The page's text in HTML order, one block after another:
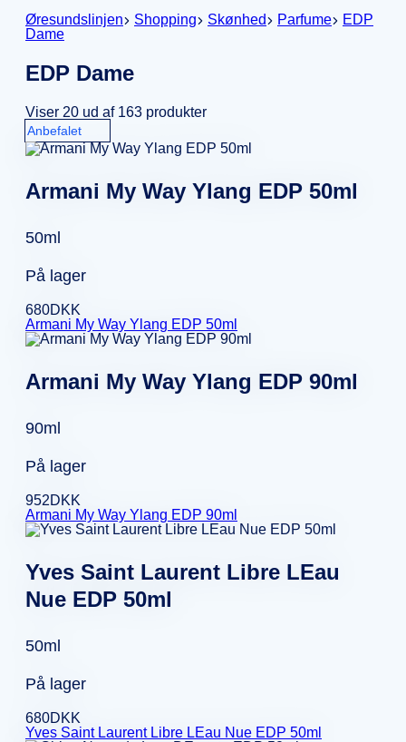
Øresundslinjen
Shopping Skønhed Parfume
EDP
Dame
EDP Dame
Viser 20 ud af 163 produkter
Armani My Way Ylang EDP 50ml
50ml
På lager
680DKK
Armani My Way Ylang EDP 50ml
Armani My Way Ylang EDP 90ml
90ml
På lager
952DKK
Armani My Way Ylang EDP 90ml
Yves Saint Laurent Libre LEau
Nue EDP 50ml
50ml
På lager
680DKK
Yves Saint Laurent Libre LEau Nue EDP 50ml